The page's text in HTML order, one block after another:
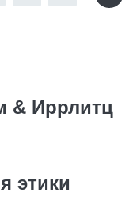
& Иррлитц
этики